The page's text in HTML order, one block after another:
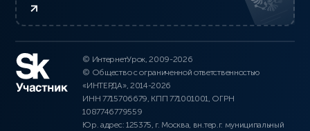
© ИнтернетУрок, 2009-2026
© Общество с ограниченной ответственностью
«ИНТЕРДА», 2014-2026
ИНН 7715706679, КПП 771001001, ОГРН
1087746779559
Юр. адрес: 125375, г. Москва, вн.тер.г. муниципальный